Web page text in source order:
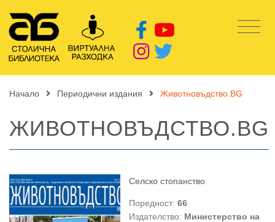
Начало Периодични издания Животновъдство.BG
ЖИВОТНОВЪДСТВО.BG
Селско стопанство
Поредност: 66
Издателство: Министерство на